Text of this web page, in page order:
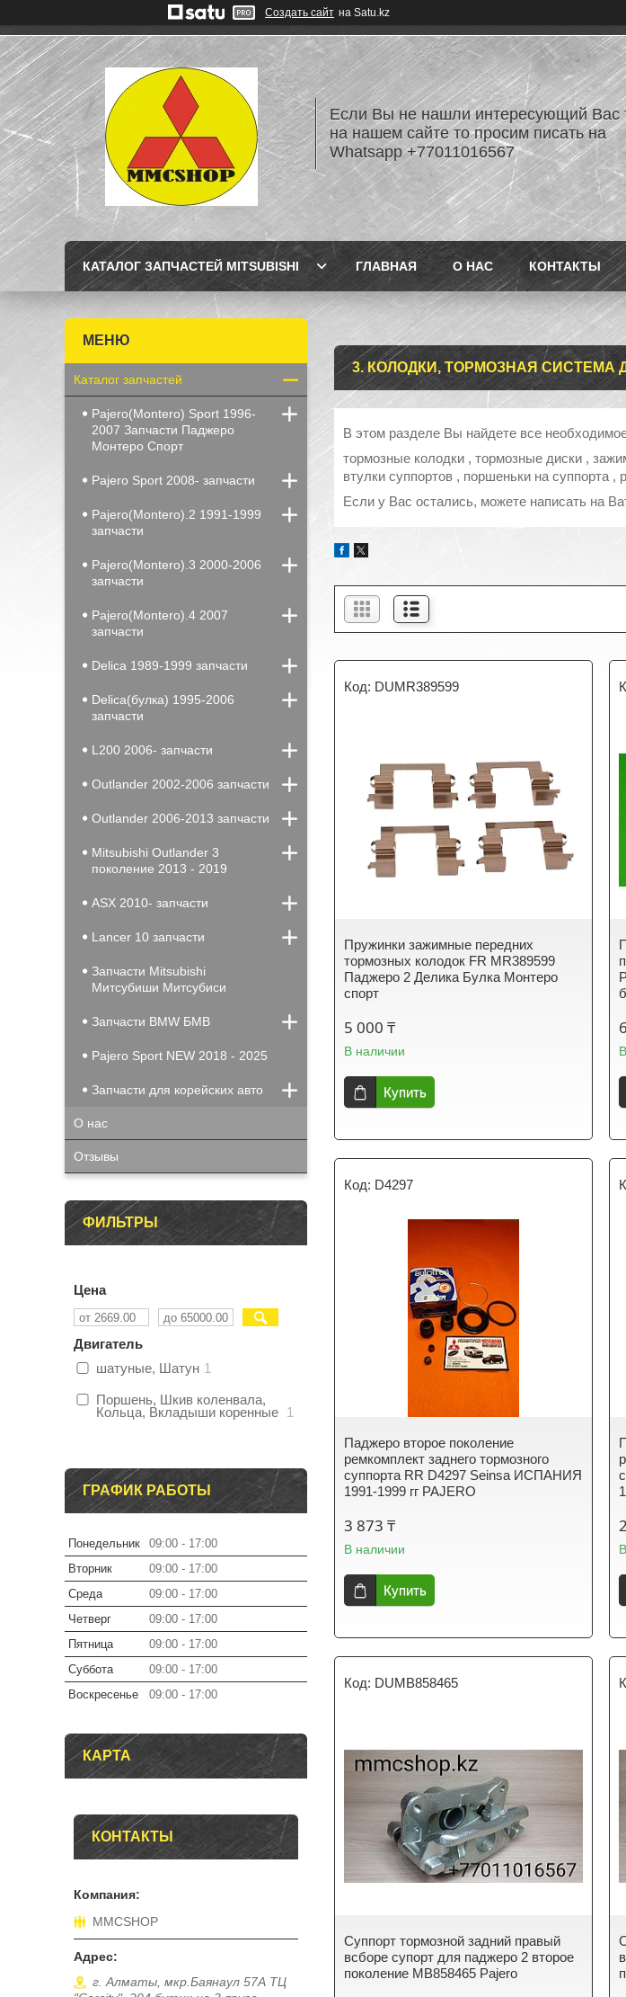
Создать сайт на Satu.kz
Если Вы не нашли интересующий Вас
на нашем сайте то просим писать на
Whatsapp +77011016567
КАТАЛОГ ЗАПЧАСТЕЙ MITSUBISHI ГЛАВНАЯ О НАС КОНТАКТЫ
3. КОЛОДКИ, ТОРМОЗНАЯ СИСТЕМА
В этом разделе Вы найдете все
тормозные колодки , тормозные диски ,
втулки суппортов , поршеньки на суппорта
Если у Вас остались, можете написать на
DUMR389599
Пружинки зажимные передних
тормозных колодок FR MR389599
Паджеро 2 Делика Булка Монтеро
спорт
5 000 ₸
В наличии
Купить
D4297
Паджеро второе поколение
ремкомплект заднего тормозного
суппорта RR D4297 Seinsa ИСПАНИЯ
1991-1999 гг PAJERO
3 873 ₸
В наличии
Купить
DUMB858465
Суппорт тормозной задний правый
всборе супорт для паджеро 2 второе
поколение MB858465 Pajero
Каталог запчастей
Pajero(Montero) Sport 1996-
2007 Запчасти Паджеро
Монтеро Спорт
Pajero Sport 2008- запчасти
Pajero(Montero).2 1991-1999
запчасти
Pajero(Montero).3 2000-2006
запчасти
Pajero(Montero).4 2007
запчасти
Delica 1989-1999 запчасти
Delica(булка) 1995-2006
запчасти
L200 2006- запчасти
Outlander 2002-2006 запчасти
Outlander 2006-2013 запчасти
Mitsubishi Outlander 3
поколение 2013 - 2019
ASX 2010- запчасти
Lancer 10 запчасти
Запчасти Mitsubishi
Митсубиши Митсубиси
Запчасти BMW БМВ
Pajero Sport NEW 2018 - 2025
Запчасти для корейских авто
О нас
Отзывы
ФИЛЬТРЫ
Цена
Двигатель
шатуные, Шатун 1
Поршень, Шкив коленвала,
Кольца, Вкладыши коренные 1
ГРАФИК РАБОТЫ
Понедельник 09:00
17:00
Вторник
09:00
17:00
Среда
09:00
17:00
Четверг
09:00
17:00
Пятница
09:00
17:00
Суббота
09:00
17:00
Воскресенье
09:00 17:00
КАРТА
КОНТАКТЫ
MMCSHOP
г. Алматы, мкр.Баянаул 57А ТЦ